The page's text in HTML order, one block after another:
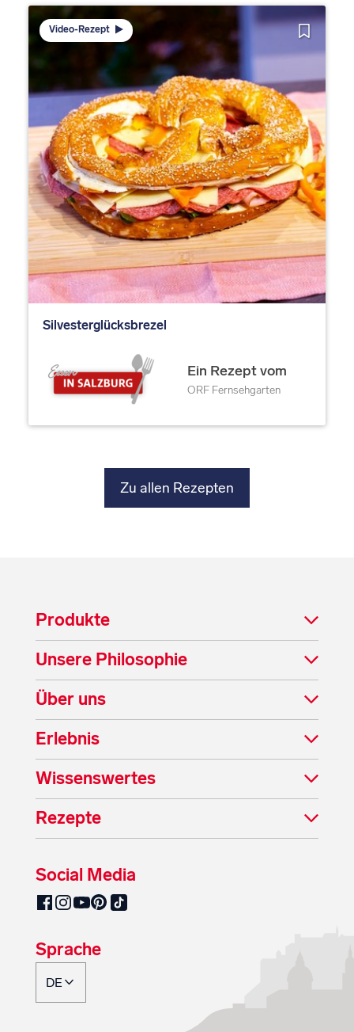
Video-Rezept
Silvesterglücksbrezel
Ein Rezept vom
ORF Fernsehgarten
Zu allen Rezepten
Produkte
Unsere Philosophie
Über uns
Erlebnis
Wissenswertes
Rezepte
Social Media
SalzburgMilch auf Facebook
SalzburgMilch auf Instagram
SalzburgMilch auf YouTube
SalzburgMilch auf Pinterest
SalzburgMilch auf TikTok
Sprache